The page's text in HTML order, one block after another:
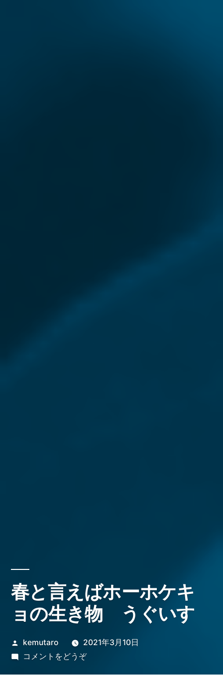
春と言えばホーホケキ
ョの生き物 うぐいす
投
稿
kemutaro
2021年3月10日
コメントをどうぞ(春